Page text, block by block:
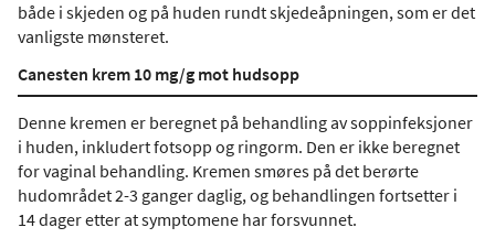
både i skjeden og på huden rundt skjedeåpningen, som er det
vanligste mønsteret.
Canesten krem 10 mg/g mot hudsopp
Denne kremen er beregnet på behandling av soppinfeksjoner
i huden, inkludert fotsopp og ringorm. Den er ikke beregnet
for vaginal behandling. Kremen smøres på det berørte
hudområdet 2-3 ganger daglig, og behandlingen fortsetter i
14 dager etter at symptomene har forsvunnet.